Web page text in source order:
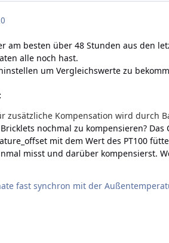
am besten über 48 Stunden aus den
alle noch hast.
um Vergleichswerte zu
zusätzliche Kompensation wird durch
nochmal zu kompensieren?
mit dem Wert des PT100
misst und darüber kompensierst.
fast synchron mit der